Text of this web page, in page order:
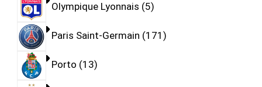
Olympique Lyonnais 5
Paris Saint-Germain 171
Porto 13